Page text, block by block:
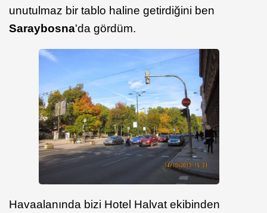
unutulmaz bir tablo haline getirdiğini ben
Saraybosna'da gördüm.
Havaalanında bizi Hotel Halvat ekibinden